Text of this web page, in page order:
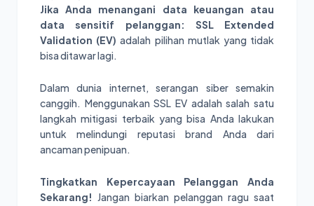
Jika Anda menangani data keuangan atau
data sensitif pelanggan:
SSL Extended
Validation (EV) adalah pilihan mutlak yang tidak
bisa ditawar lagi.
Dalam dunia internet, serangan siber semakin
canggih. Menggunakan SSL EV adalah salah satu
langkah mitigasi terbaik yang bisa Anda lakukan
untuk melindungi reputasi brand Anda dari
ancaman penipuan.
Tingkatkan Kepercayaan Pelanggan Anda
Sekarang! Jangan biarkan pelanggan ragu saat